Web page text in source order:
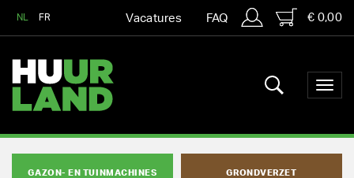
NL FR Vacatures FAQ € 0,00
GAZON- EN TUINMACHINES GRONDVERZET